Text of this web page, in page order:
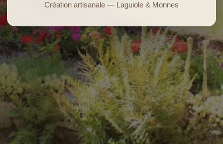
Création artisanale — Laguiole & Monnes